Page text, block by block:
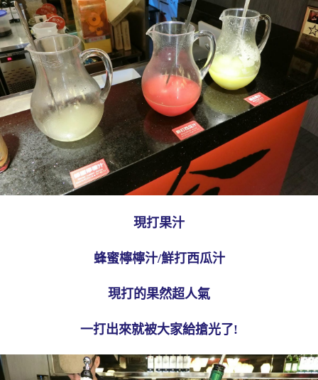
現打果汁
蜂蜜檸檸汁/鮮打西瓜汁
現打的果然超人氣
一打出來就被大家給搶光了!